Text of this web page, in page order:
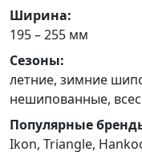
Ширина:
195 – 255 мм
Сезоны:
летние, зимние
нешипованные,
Популярные
Ikon, Triangle,